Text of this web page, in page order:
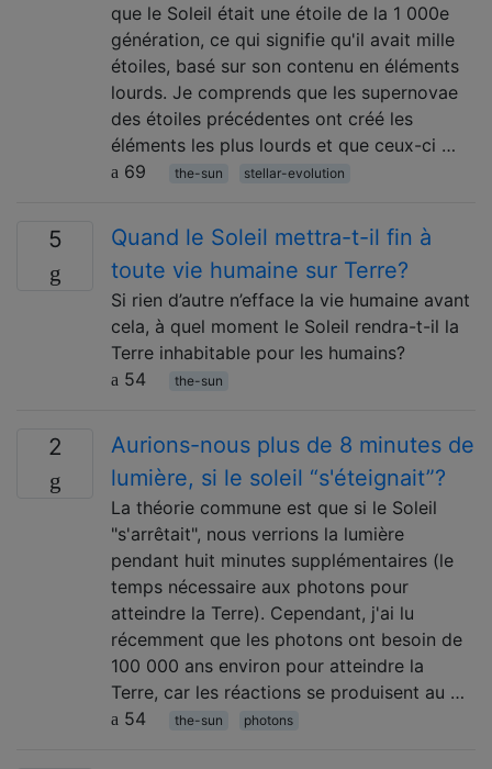
que le Soleil était une étoile de la 1 000e
génération, ce qui signifie qu'il avait mille
étoiles, basé sur son contenu en éléments
lourds. Je comprends que les supernovae
des étoiles précédentes ont créé les
éléments les plus lourds et que ceux-ci …
69
the-sun stellar-evolution
5
Quand le Soleil mettra-t-il fin à
toute vie humaine sur Terre?
Si rien d’autre n’efface la vie humaine avant
cela, à quel moment le Soleil rendra-t-il la
Terre inhabitable pour les humains?
54
the-sun
2
Aurions-nous plus de 8 minutes de
lumière, si le soleil “s'éteignait”?
La théorie commune est que si le Soleil
"s'arrêtait", nous verrions la lumière
pendant huit minutes supplémentaires (le
temps nécessaire aux photons pour
atteindre la Terre). Cependant, j'ai lu
récemment que les photons ont besoin de
100 000 ans environ pour atteindre la
Terre, car les réactions se produisent au …
54
the-sun photons